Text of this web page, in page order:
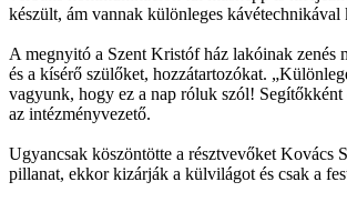
készült, ám vannak különleges
A megnyitó a Szent Kristóf ház lakóinak zenés
és a kísérő szülőket, hozzátartozókat.
vagyunk, hogy ez a nap róluk szól!
az intézményvezető.
Ugyancsak köszöntötte a résztvevőket Kovács
pillanat, ekkor kizárják a külvilágot és csak a